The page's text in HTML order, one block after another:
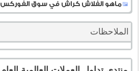
ماهو الفلاش كراش في سوق الفوركس
الملاحظات